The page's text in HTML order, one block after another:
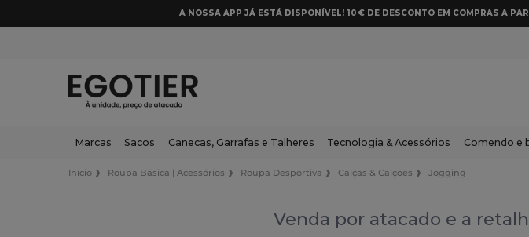
A NOSSA APP JÁ ESTÁ DISPONÍVEL! 10 € DE DESCONTO EM COMPRAS A
Marcas Sacos Canecas, Garrafas e Talheres Tecnologia & Acessórios Comendo e
Início Roupa Básica | Acessórios Roupa Desportiva Calças & Calções Jogging
Venda por atacado e a